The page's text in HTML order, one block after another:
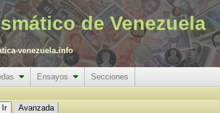
de Venezuela
venezuela.info
Ensayos
Secciones
Avanzada